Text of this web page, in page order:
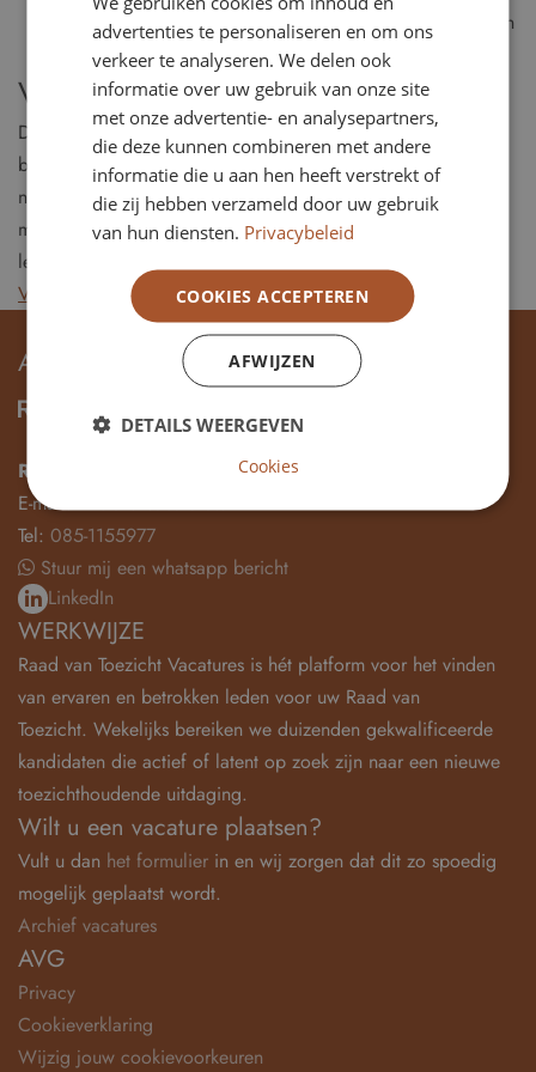
Lid auditcommissie of remuneratiecommissie – binnen
een RvT of RvC in de publieke sector.
Voor wie zijn deze functies bedoeld?
Deze functies zijn bedoeld voor ervaren professionals met
bestuurlijke of toezichthoudende ervaring, maar ook voor
nieuwe toezichthouders met inhoudelijke expertise en
maatschappelijke betrokkenheid. Diversiteit in achtergrond,
leeftijd en perspectief wordt steeds vaker gevraagd.
Vacature plaatsen op rvt-vacatures.nl
ADRES & CONTACT
Raad van Toezicht vacatures
E-mail: info@rvt-vacatures.nl
Tel: 085-1155977
Stuur mij een whatsapp bericht
LinkedIn
WERKWIJZE
Raad van Toezicht Vacatures is hét platform voor het vinden
van ervaren en betrokken leden voor uw Raad van
Toezicht. Wekelijks bereiken we duizenden gekwalificeerde
kandidaten die actief of latent op zoek zijn naar een nieuwe
toezichthoudende uitdaging.
Wilt u een vacature plaatsen?
Vult u dan het formulier in en wij zorgen dat dit zo spoedig
mogelijk geplaatst wordt.
Archief vacatures
AVG
Privacy
Cookieverklaring
Wijzig jouw cookievoorkeuren
advertenties te personaliseren en om ons
verkeer te analyseren. We delen ook
informatie over uw gebruik van onze site
met onze advertentie- en analysepartners,
die deze kunnen combineren met andere
informatie die u aan hen heeft verstrekt of
die zij hebben verzameld door uw gebruik
van hun diensten. Privacybeleid
COOKIES ACCEPTEREN
AFWIJZEN
DETAILS WEERGEVEN
Cookies